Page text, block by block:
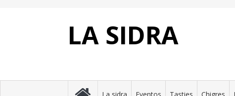
LA SIDRA
La sidra Eventos Tasties Chigres